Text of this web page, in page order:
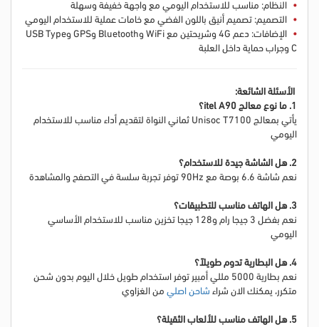
النظام: مناسب للاستخدام اليومي مع واجهة خفيفة وسهلة
التصميم: تصميم أنيق باللون الفضي مع خامات عملية للاستخدام اليومي
الإضافات: دعم 4G وشريحتين مع WiFi وBluetooth وGPS وUSB Type
C وجراب حماية داخل العلبة
الأسئلة الشائعة:
1. ما نوع معالج itel A90؟
يأتي بمعالج Unisoc T7100 ثماني النواة لتقديم أداء مناسب للاستخدام
اليومي
2. هل الشاشة جيدة للاستخدام؟
نعم شاشة 6.6 بوصة مع 90Hz توفر تجربة سلسة في التصفح والمشاهدة
3. هل الهاتف مناسب للتطبيقات؟
نعم بفضل 3 جيجا رام و128 جيجا تخزين مناسب للاستخدام الأساسي
اليومي
4. هل البطارية تدوم طويلاً؟
نعم بطارية 5000 مللي أمبير توفر استخدام طويل خلال اليوم بدون شحن
متكرر، يمكنك الان شراء شاحن اصليمن الغزاوي
5. هل الهاتف مناسب للألعاب الثقيلة؟